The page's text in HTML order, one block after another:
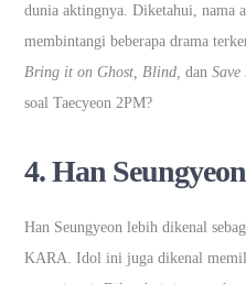
dunia aktingnya. Diketahui, nama
membintangi beberapa drama
Bring it on Ghost, Blind,danSave
soal Taecyeon 2PM?
4. Han Seungyeon
Han Seungyeon lebih dikenal
KARA. Idol ini juga dikenal